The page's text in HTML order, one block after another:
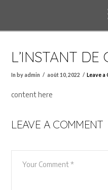
L’INSTANT DE
In by admin août 10, 2022 Leave a
content here
LEAVE A COMMENT